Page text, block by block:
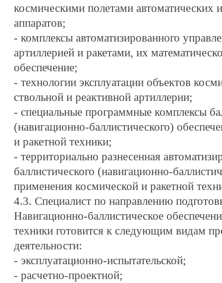
космическими полетами автоматических
аппаратов;
- комплексы автоматизированного
артиллерией и ракетами, их
обеспечение;
- технологии эксплуатации объектов
ствольной и реактивной артиллерии;
- специальные программные комплексы
(навигационно-баллистического)
и ракетной техники;
- территориально разнесенная
баллистического (навигационно-
применения космической и ракетной
4.3. Специалист по направлению
Навигационно-баллистическое
техники готовится к следующим видам
деятельности:
- эксплуатационно-испытательской;
- расчетно-проектной;